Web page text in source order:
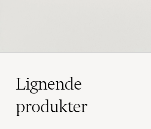
Lignende
produkter